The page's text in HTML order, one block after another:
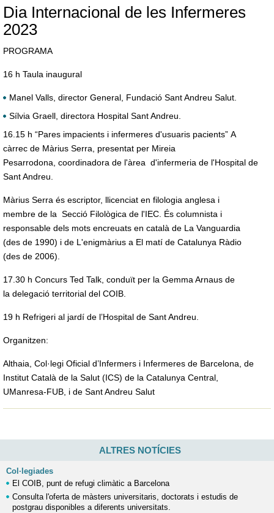
Dia Internacional de les Infermeres
2023
PROGRAMA
16 h Taula inaugural
Manel Valls, director General, Fundació Sant Andreu Salut.
Sílvia Graell, directora Hospital Sant Andreu.
16.15 h “Pares impacients i infermeres d'usuaris pacients” A
càrrec de Màrius Serra, presentat per Mireia
Pesarrodona, coordinadora de l'àrea d'infermeria de l'Hospital de
Sant Andreu.
Màrius Serra és escriptor, llicenciat en filologia anglesa i
membre de la Secció Filològica de l'IEC. És columnista i
responsable dels mots encreuats en català de La Vanguardia
(des de 1990) i de L'enigmàrius a El matí de Catalunya Ràdio
(des de 2006).
17.30 h Concurs Ted Talk, conduït per la Gemma Arnaus de
la delegació territorial del COIB.
19 h Refrigeri al jardí de l’Hospital de Sant Andreu.
Organitzen:
Althaia, Col·legi Oficial d’Infermers i Infermeres de Barcelona, de
Institut Català de la Salut (ICS) de la Catalunya Central,
UManresa-FUB, i de Sant Andreu Salut
ALTRES NOTÍCIES
Col·legiades
El COIB, punt de refugi climàtic a Barcelona
Consulta l'oferta de màsters universitaris, doctorats i estudis de
postgrau disponibles a diferents universitats.